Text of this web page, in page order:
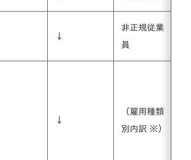
↓
非正規従業
員
↓
（雇用種類
別内訳 ※）